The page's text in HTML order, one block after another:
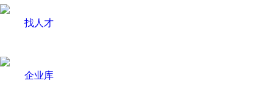
找人才
企业库